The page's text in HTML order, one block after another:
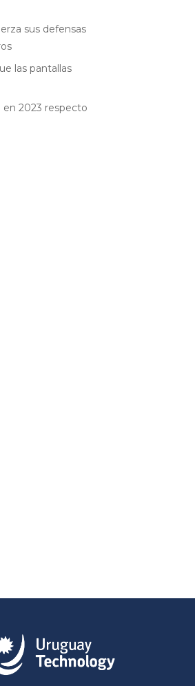
sus defensas
las pantallas
en 2023 respecto